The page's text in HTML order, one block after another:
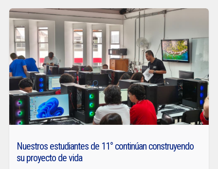
Nuestros estudiantes de 11° continúan construyendo
su proyecto de vida